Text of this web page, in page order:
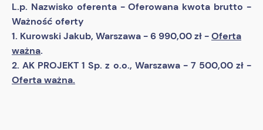
L.p. Nazwisko oferenta - Oferowana kwota brutto -
Ważność oferty
1. Kurowski Jakub, Warszawa - 6 990,00 zł -Oferta
ważna.
2. AK PROJEKT 1 Sp. z o.o., Warszawa - 7 500,00 zł -
Oferta ważna.